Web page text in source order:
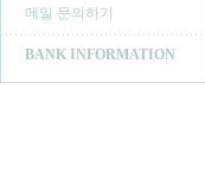
메일 문의하기
BANK INFORMATION